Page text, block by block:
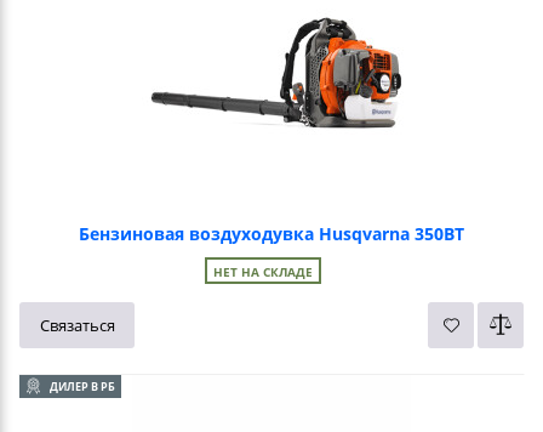
Бензиновая воздуходувка Husqvarna 350BT
НЕТ НА СКЛАДЕ
Связаться
ДИЛЕР В РБ